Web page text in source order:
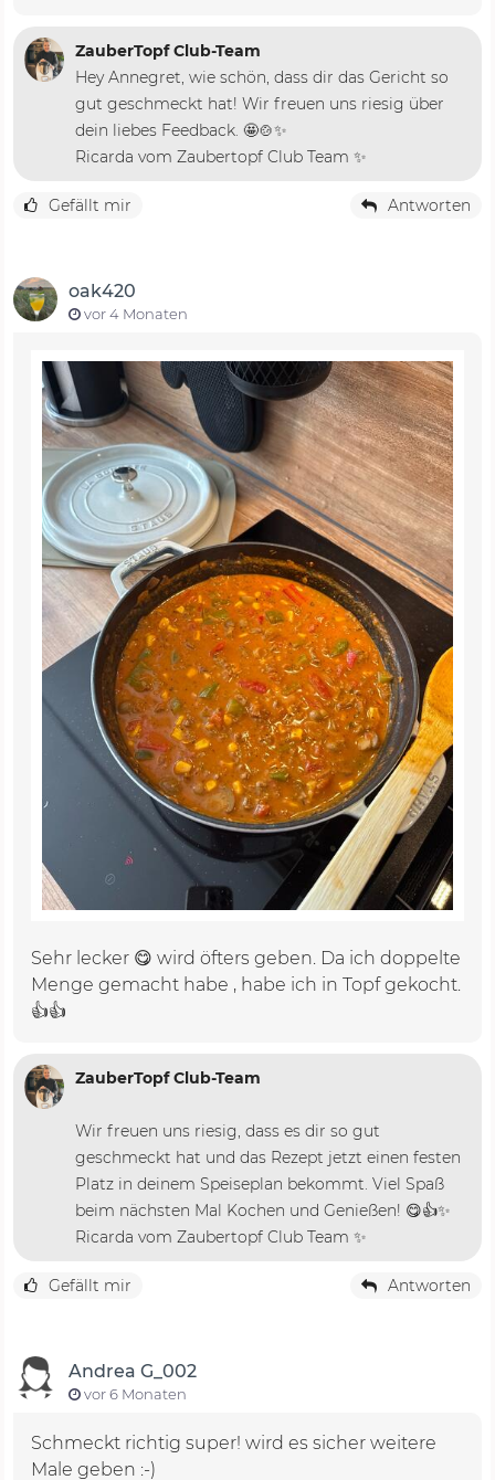
ZauberTopf Club-Team
Hey Annegret, wie schön, dass dir das Gericht so
gut geschmeckt hat! Wir freuen uns riesig über
dein liebes Feedback. 🤩🍲✨
Ricarda vom Zaubertopf Club Team ✨
Gefällt mir Antworten
oak420
vor 4 Monaten
Sehr lecker 😋 wird öfters geben. Da ich doppelte
Menge gemacht habe , habe ich in Topf gekocht.
👍👍
ZauberTopf Club-Team
Wir freuen uns riesig, dass es dir so gut
geschmeckt hat und das Rezept jetzt einen festen
Platz in deinem Speiseplan bekommt. Viel Spaß
beim nächsten Mal Kochen und Genießen! 😋👍✨
Ricarda vom Zaubertopf Club Team ✨
Gefällt mir Antworten
Andrea G_002
vor 6 Monaten
Schmeckt richtig super! wird es sicher weitere
Male geben :-)